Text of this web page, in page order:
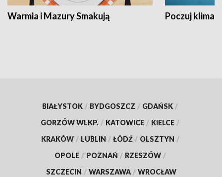
Warmia i Mazury Smakują Poczuj klimat
BIAŁYSTOK / BYDGOSZCZ / GDAŃSK /
GORZÓW WLKP. / KATOWICE / KIELCE /
KRAKÓW / LUBLIN / ŁÓDŹ / OLSZTYN /
OPOLE / POZNAŃ / RZESZÓW /
SZCZECIN / WARSZAWA / WROCŁAW